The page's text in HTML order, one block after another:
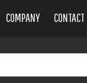
COMPANY CONTACT